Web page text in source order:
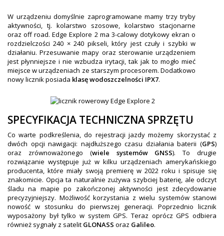
W urządzeniu domyślnie zaprogramowane mamy trzy tryby
aktywności, tj. kolarstwo szosowe, kolarstwo stacjonarne
oraz off road. Edge Explore 2 ma 3-calowy dotykowy ekran o
rozdzielczości 240 × 240 pikseli, który jest czuły i szybki w
działaniu. Przesuwanie mapy oraz sterowanie urządzeniem
jest płynniejsze i nie wzbudza irytacji, tak jak to mogło mieć
miejsce w urządzeniach ze starszym procesorem. Dodatkowo
nowy licznik posiada klasę wodoszczelności IPX7.
SPECYFIKACJA TECHNICZNA SPRZĘTU
Co warte podkreślenia, do rejestracji jazdy możemy skorzystać z
dwóch opcji nawigacji: najdłuższego czasu działania baterii (GPS)
oraz zrównoważonego (wiele systemów GNSS). To drugie
rozwiązanie występuje już w kilku urządzeniach amerykańskiego
producenta, które miały swoją premierę w 2022 roku i spisuje się
znakomicie. Opcja ta naturalnie zużywa szybciej baterię, ale odczyt
śladu na mapie po zakończonej aktywności jest zdecydowanie
precyzyjniejszy. Możliwość korzystania z wielu systemów stanowi
nowość w stosunku do pierwszej generacji. Poprzednio licznik
wyposażony był tylko w system GPS. Teraz oprócz GPS odbiera
również sygnały z satelit GLONASS oraz Galileo.